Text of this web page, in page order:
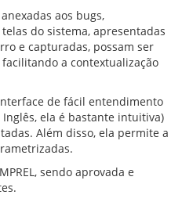
aos bugs,
do sistema, apresentadas
e capturadas, possam ser
a contextualização
de fácil entendimento
ela é bastante intuitiva)
Além disso, ela permite a
sendo aprovada e